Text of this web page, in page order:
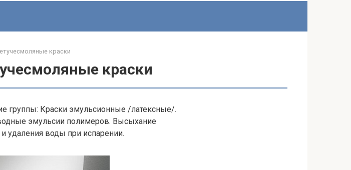
краски
краски
группы: Краски эмульсионные /латексные/.
эмульсии полимеров. Высыхание
удаления воды при испарении.